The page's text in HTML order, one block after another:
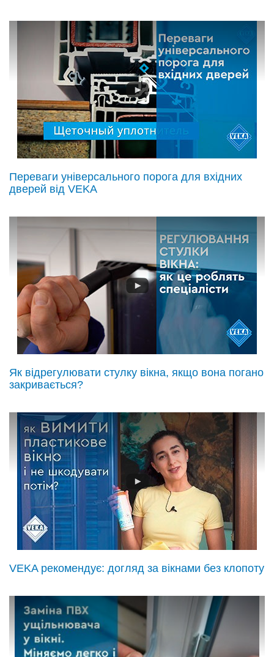
Переваги універсального порога для вхідних
дверей від VEKA
Як відрегулювати стулку вікна, якщо вона погано
закривається?
VEKA рекомендує: догляд за вікнами без клопоту